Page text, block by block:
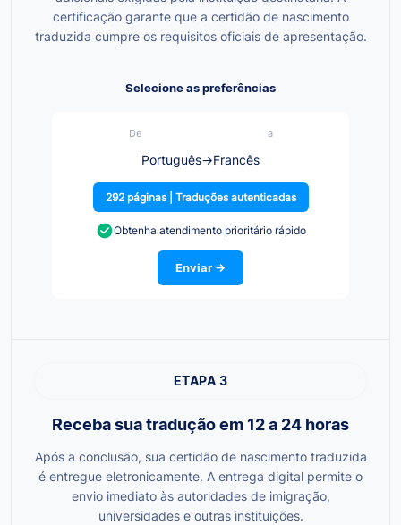
certificação garante que a certidão de nascimento
traduzida cumpre os requisitos oficiais de apresentação.
Selecione as preferências
De a
Português→Francês
292 páginas | Traduções autenticadas
Obtenha atendimento prioritário rápido
Enviar →
ETAPA 3
Receba sua tradução em 12 a 24 horas
Após a conclusão, sua certidão de nascimento traduzida
é entregue eletronicamente. A entrega digital permite o
envio imediato às autoridades de imigração,
universidades e outras instituições.